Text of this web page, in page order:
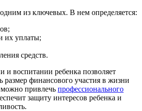
одним из ключевых. В нем определяется:
их уплаты;
средств.
и воспитании ребенка позволяет
размер финансового участия в жизни
можно привлечь профессионального
защиту интересов ребенка и